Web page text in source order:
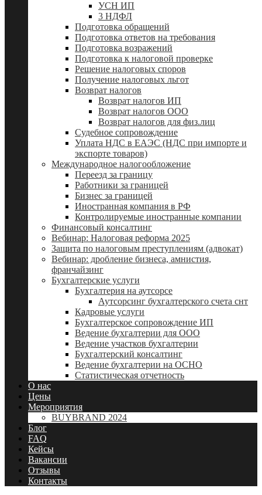
УСН ИП
3 НДФЛ
Подготовка обращений
Подготовка ответов на требования
Подготовка возражений
Подготовка к налоговой проверке
Решение налоговых споров
Получение налоговых льгот
Возврат налогов
Возврат налогов ИП
Возврат налогов ООО
Возврат налогов для физ.лиц
Судебное сопровождение
Уплата НДС в ЕАЭС (НДС при импорте и
экспорте товаров)
Международное налогообложение
Переезд за границу
Работники за границей
Бизнес за границей
Иностранная компания в РФ
Контролируемые иностранные компании
Финансовый консалтинг
Вебинар: Налоговая реформа 2025
Защита по налоговым преступлениям (адвокат)
Вебинар: дробление бизнеса, амнистия,
франчайзинг
Бухгалтерские услуги
Бухгалтерия на аутсорсе
Аутсорсинг бухгалтерского счета снт
Кадровые услуги
Бухгалтерское сопровождение ИП
Ведение бухгалтерии для ООО
Ведение участков бухгалтерии
Бухгалтерский консалтинг
Ведение бухгалтерии на ОСНО
Статистическая отчетность
О нас
Цены
Мероприятия
BUYBRAND 2024
Блог
FAQ
Кейсы
Вакансии
Отзывы
Контакты